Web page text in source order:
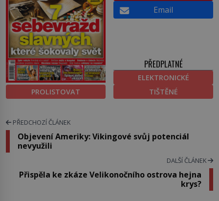
PROLISTOVAT
Email
PŘEDPLATNÉ
ELEKTRONICKÉ
TIŠTĚNÉ
PŘEDCHOZÍ ČLÁNEK
Objevení Ameriky: Vikingové svůj potenciál
nevyužili
DALŠÍ ČLÁNEK
Přispěla ke zkáze Velikonočního ostrova hejna
krys?